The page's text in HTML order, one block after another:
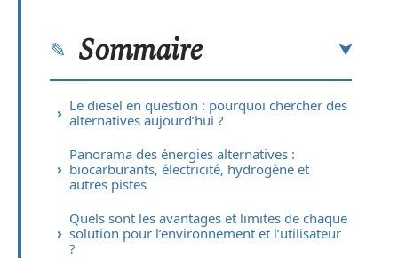
Sommaire
Le diesel en question : pourquoi chercher des
alternatives aujourd’hui ?
Panorama des énergies alternatives :
biocarburants, électricité, hydrogène et
autres pistes
Quels sont les avantages et limites de chaque
solution pour l’environnement et l’utilisateur
?